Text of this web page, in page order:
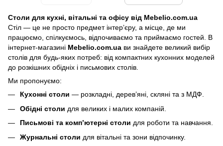
Столи для кухні, вітальні та офісу від Mebelio.com.ua
Стіл — це не просто предмет інтер’єру, а місце, де ми
працюємо, спілкуємось, відпочиваємо та приймаємо гостей. В
інтернет-магазині Mebelio.com.ua ви знайдете великий вибір
столів для будь-яких потреб: від компактних кухонних моделей
до розкішних обідніх і письмових столів.
Ми пропонуємо:
Кухонні столи — розкладні, дерев’яні, скляні та з МДФ.
Обідні столи для великих і малих компаній.
Письмові та комп’ютерні столи для роботи та навчання.
Журнальні столи для вітальні та зони відпочинку.